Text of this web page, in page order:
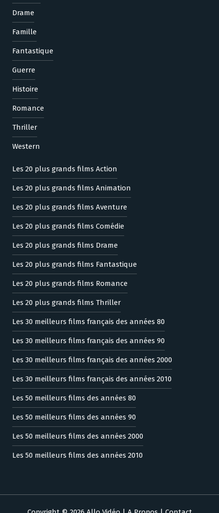
Drame
Famille
Fantastique
Guerre
Histoire
Romance
Thriller
Western
Les 20 plus grands films Action
Les 20 plus grands films Animation
Les 20 plus grands films Aventure
Les 20 plus grands films Comédie
Les 20 plus grands films Drame
Les 20 plus grands films Fantastique
Les 20 plus grands films Romance
Les 20 plus grands films Thriller
Les 30 meilleurs films français des années 80
Les 30 meilleurs films français des années 90
Les 30 meilleurs films français des années 2000
Les 30 meilleurs films français des années 2010
Les 50 meilleurs films des années 80
Les 50 meilleurs films des années 90
Les 50 meilleurs films des années 2000
Les 50 meilleurs films des années 2010